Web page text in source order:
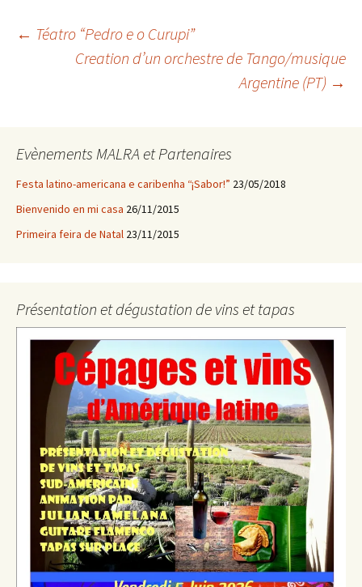
Navegação
post
← Téatro “Pedro e o Curupi”
Creation d’un orchestre de Tango/musique
Argentine (PT) →
Evènements MALRA et Partenaires
Festa latino-americana e caribenha “¡Sabor!” 23/05/2018
Bienvenido en mi casa 26/11/2015
Primeira feira de Natal 23/11/2015
Présentation et dégustation de vins et tapas